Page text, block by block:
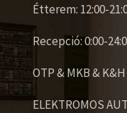
Étterem: 12:00-
Recepció: 0:00-
OTP & MKB &
ELEKTROMOS